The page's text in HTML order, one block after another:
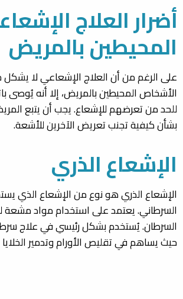
أضرار العلاج
المحيطين بالمريض
على الرغم من أن العلاج الإشعاعي لا يشكل
الأشخاص المحيطين بالمريض، إلا أنه يُوصى
للحد من تعرضهم للإشعاع. يجب أن يتبع
بشأن كيفية تجنب تعريض الآخرين للأشعة.
الإشعاع الذري
الإشعاع الذري هو نوع من الإشعاع الذي
السرطاني. يعتمد على استخدام مواد مشعة
السرطان. يُستخدم بشكل رئيسي في علاج
حيث يساهم في تقليص الأورام وتدمير الخلايا